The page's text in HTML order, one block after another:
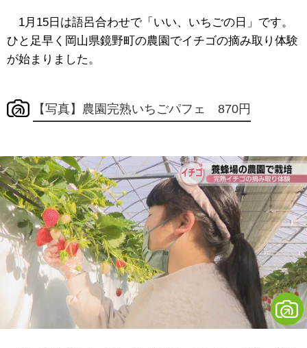
1月15日は語呂合わせで「いい、いちごの日」です。
ひと足早く岡山県鏡野町の農園でイチゴの摘み取り体験
が始まりました。
【写真】農園完熟いちごパフェ 870円